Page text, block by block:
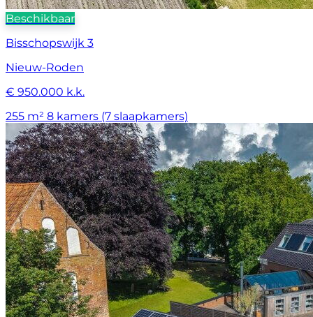
Beschikbaar
Bisschopswijk 3
Nieuw-Roden
€ 950.000 k.k.
255 m² 8 kamers (7 slaapkamers)